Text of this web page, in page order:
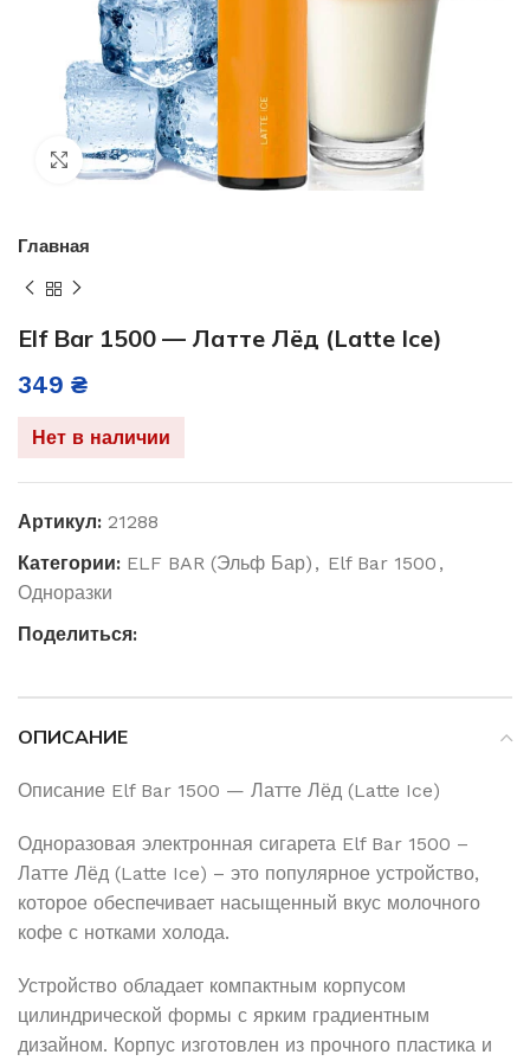
Нажмите, чтобы увеличить
Главная
Elf Bar 1500 — Латте Лёд (Latte Ice)
349 ₴
Нет в наличии
Артикул: 21288
Категории: ELF BAR (Эльф Бар) , Elf Bar 1500 ,
Одноразки
Поделиться:
ОПИСАНИЕ
Описание Elf Bar 1500 — Латте Лёд (Latte Ice)
Одноразовая электронная сигарета Elf Bar 1500 –
Латте Лёд (Latte Ice) – это популярное устройство,
которое обеспечивает насыщенный вкус молочного
кофе с нотками холода.
Устройство обладает компактным корпусом
цилиндрической формы с ярким градиентным
дизайном. Корпус изготовлен из прочного пластика и